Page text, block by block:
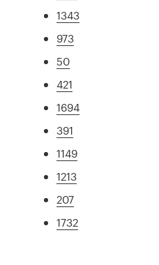
1343
973
50
421
1694
391
1149
1213
207
1732